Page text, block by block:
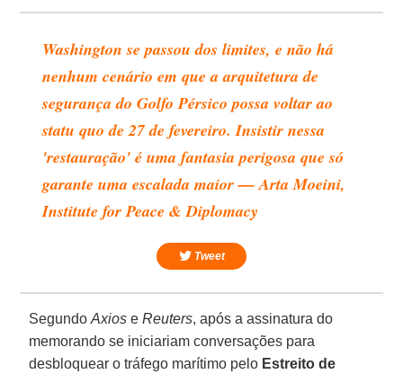
Washington se passou dos limites, e não há
nenhum cenário em que a arquitetura de
segurança do Golfo Pérsico possa voltar ao
statu quo de 27 de fevereiro. Insistir nessa
'restauração' é uma fantasia perigosa que só
garante uma escalada maior — Arta Moeini,
Institute for Peace & Diplomacy
Tweet
SegundoAxios eReuters, após a assinatura do
memorando se iniciariam conversações para
desbloquear o tráfego marítimo pelo Estreito de